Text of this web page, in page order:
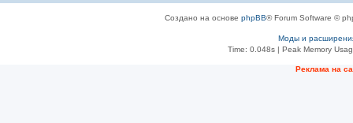
Создано на основе phpBB® Forum Software ©
Моды и
Time: 0.048s| Peak Memory
Рeклама на